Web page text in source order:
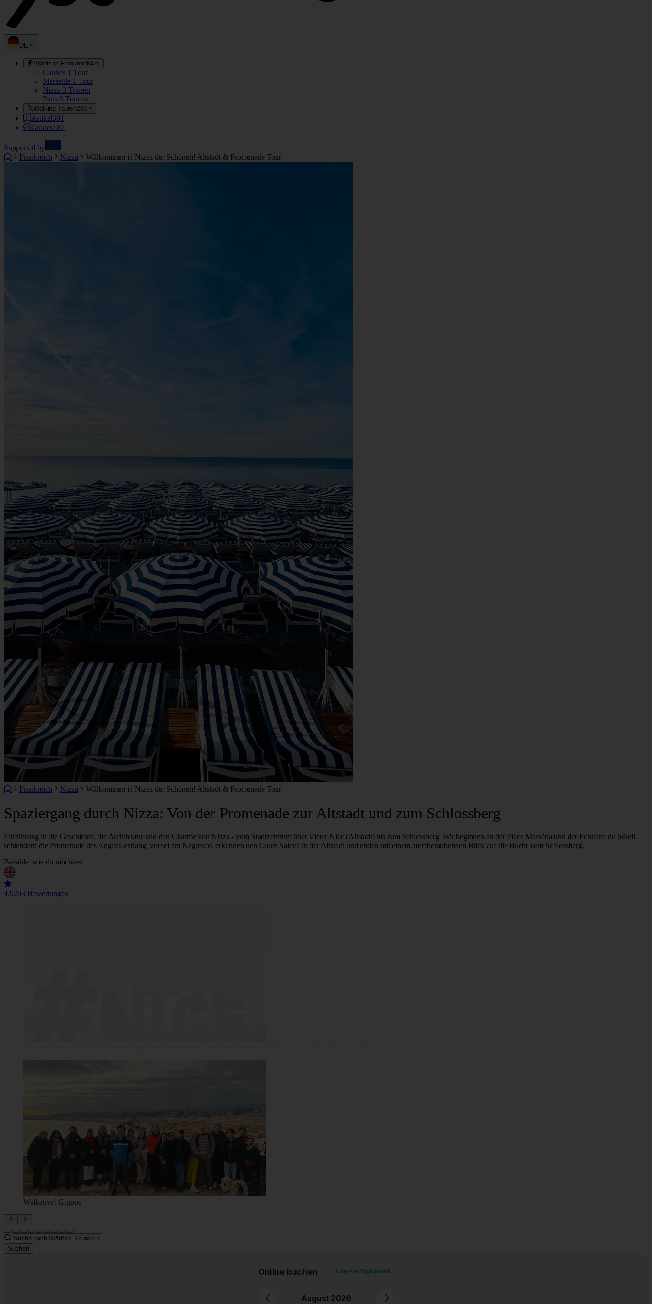
DE
Städte in Frankreich4
Cannes 1 Tour
Marseille 1 Tour
Nizza 3 Touren
Paris 9 Touren
Walking-Touren203
Artikel301
Guides187
Supported by
Frankreich
Nizza Willkommen in Nizza der Schönen! Altstadt & Promenade Tour
Frankreich Nizza Willkommen in Nizza der Schönen! Altstadt & Promenade Tour
Spaziergang durch Nizza: Von der Promenade zur Altstadt und zum Schlossberg
Einführung in die Geschichte, die Architektur und den Charme von Nizza - vom Stadtzentrum über Vieux Nice (Altstadt) bis zum Schlossberg. Wir beginnen an der Place Masséna und der Fontaine du Soleil,
schlendern die Promenade des Anglais entlang, vorbei am Negresco, erkunden den Cours Saleya in der Altstadt und enden mit einem atemberaubenden Blick auf die Bucht vom Schlossberg.
Bezahle, wie du möchtest
4.9203 Bewertungen